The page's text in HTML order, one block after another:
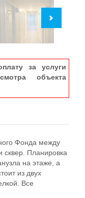
за услуги
объекта
Фонда между
сквер. Планировка
на этаже, а
из двух
Все